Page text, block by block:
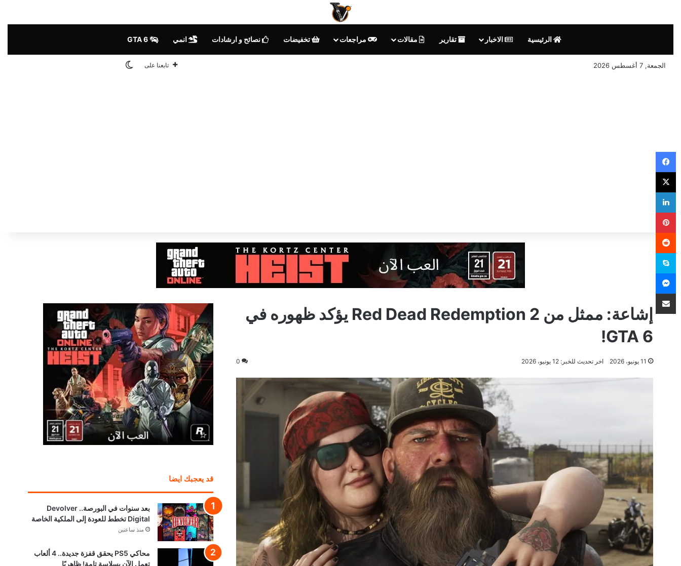
الرئيسية الاخبار تقارير مقالات مراجعات تخفيضات نصائح و ارشادات انمي
الجمعة, 7 أغسطس 2026 تابعنا على الوضع المظلم
إشاعة: ممثل من Red Dead Redemption 2 يؤكد ظهوره في
GTA 6!
11 يونيو، 2026 اخر تحديث للخبر: 12 يونيو، 2026 0
قد يعجبك ايضا
بعد سنوات في البورصة.. Devolver
Digital تخطط للعودة إلى الملكية الخاصة
منذ ساعتين
محاكي PS5 يحقق قفزة جديدة.. 4 ألعاب
تعمل الآن بسلاسة تامة! ظاهريًا
فيسبوك
‫X
لينكدإن
بينتيريست
سكايب
ماسنجر
مشاركة عبر البريد